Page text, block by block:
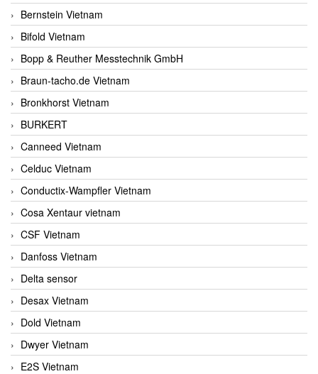
Bernstein Vietnam
Bifold Vietnam
Bopp & Reuther Messtechnik GmbH
Braun-tacho.de Vietnam
Bronkhorst Vietnam
BURKERT
Canneed Vietnam
Celduc Vietnam
Conductix-Wampfler Vietnam
Cosa Xentaur vietnam
CSF Vietnam
Danfoss Vietnam
Delta sensor
Desax Vietnam
Dold Vietnam
Dwyer Vietnam
E2S Vietnam